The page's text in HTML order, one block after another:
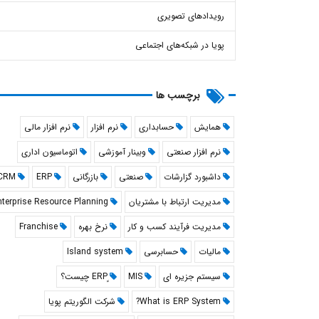
صنعتی
نرم
رویدادهای تصویری
پویا در شبکه‌های اجتماعی
برچسب ها
همایش حسابداری نرم افزار
نرم افزار مالی
نرم افزار صنعتی
وبینار آموزشی
اتوماسیون اداری
داشبورد گزارشات
صنعتی بازرگانی ERP
مدیریت ارتباط با مشتریان
Resource Planning
مدیریت فرآیند کسب و کار
نرخ بهره
Franchise
مالیات
حسابرسی
Island system
سیستم جزیره ای
MIS
What is ERP System?
شرکت الگوریتم پویا